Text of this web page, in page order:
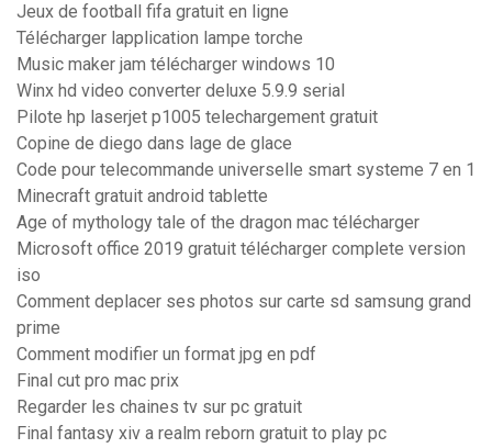
Jeux de football fifa gratuit en ligne
Télécharger lapplication lampe torche
Music maker jam télécharger windows 10
Winx hd video converter deluxe 5.9.9 serial
Pilote hp laserjet p1005 telechargement gratuit
Copine de diego dans lage de glace
Code pour telecommande universelle smart systeme 7 en 1
Minecraft gratuit android tablette
Age of mythology tale of the dragon mac télécharger
Microsoft office 2019 gratuit télécharger complete version
iso
Comment deplacer ses photos sur carte sd samsung grand
prime
Comment modifier un format jpg en pdf
Final cut pro mac prix
Regarder les chaines tv sur pc gratuit
Final fantasy xiv a realm reborn gratuit to play pc